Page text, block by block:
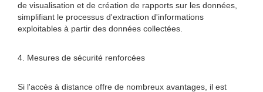
de visualisation et de création de rapports sur les données,
simplifiant le processus d'extraction d'informations
exploitables à partir des données collectées.
4. Mesures de sécurité renforcées
Si l'accès à distance offre de nombreux avantages, il est